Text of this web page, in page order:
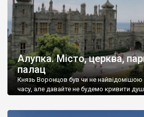
Алупка. Місто, церква,
палац
Князь Воронцов був чи не
часу, але давайте не будемо кривити